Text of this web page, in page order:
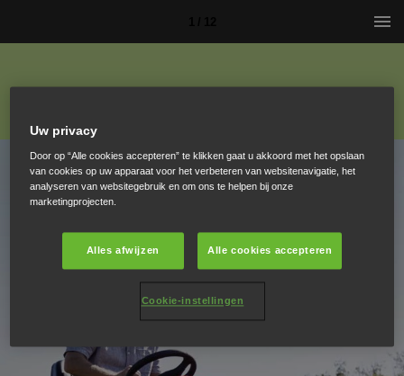
Uw privacy
Door op “Alle cookies accepteren” te klikken gaat u akkoord met het opslaan
van cookies op uw apparaat voor het verbeteren van websitenavigatie, het
analyseren van websitegebruik en om ons te helpen bij onze
marketingprojecten.
Alles afwijzen Alle cookies accepteren
Cookie-instellingen